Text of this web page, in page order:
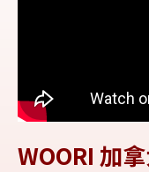
WOORI 加